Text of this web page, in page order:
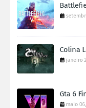
Colina
janeiro
Gta 6
maio